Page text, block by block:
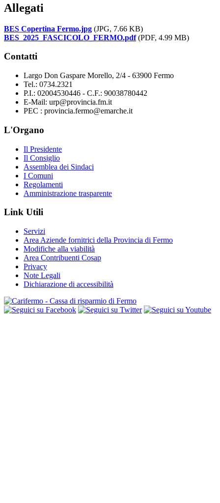
Allegati
BES Copertina Fermo.jpg (JPG, 7.66 KB)
BES_2025_FASCICOLO_FERMO.pdf(PDF, 4.99 MB)
Contatti
Largo Don Gaspare Morello, 2/4 - 63900 Fermo
Tel.: 0734.2321
P.I.: 02004530446 - C.F.: 90038780442
E-Mail: urp@provincia.fm.it
PEC : provincia.fermo@emarche.it
L'Organo
Il Presidente
Il Consiglio
Assemblea dei Sindaci
I Comuni
Regolamenti
Amministrazione trasparente
Link Utili
Servizi
Area Aziende fornitrici della Provincia di Fermo
Modifiche alla viabilità
Area Contribuenti Cosap
Privacy
Note Legali
Dichiarazione di accessibilità